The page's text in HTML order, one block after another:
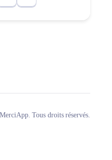
Tous droits réservés.